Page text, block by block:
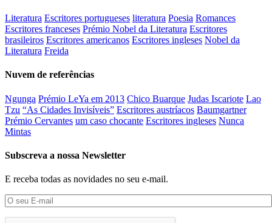
Literatura Escritores portugueses literatura Poesia Romances
Escritores franceses Prémio Nobel da Literatura Escritores
brasileiros Escritores americanos Escritores ingleses Nobel da
Literatura Freida
Nuvem de referências
Ngunga Prémio LeYa em 2013 Chico Buarque Judas Iscariote Lao
Tzu “As Cidades Invisíveis” Escritores austríacos Baumgartner
Prémio Cervantes um caso chocante Escritores ingleses Nunca
Mintas
Subscreva a nossa Newsletter
E receba todas as novidades no seu e-mail.